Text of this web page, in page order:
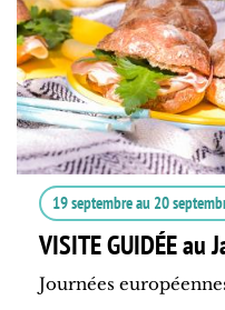
19 septembreau 20
VISITE GUIDÉE au
Journées